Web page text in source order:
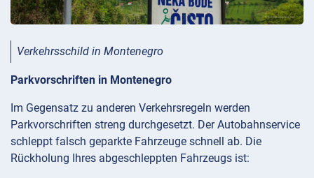
Verkehrsschild in Montenegro
Parkvorschriften in Montenegro
Im Gegensatz zu anderen Verkehrsregeln werden
Parkvorschriften streng durchgesetzt. Der Autobahnservice
schleppt falsch geparkte Fahrzeuge schnell ab. Die
Rückholung Ihres abgeschleppten Fahrzeugs ist: